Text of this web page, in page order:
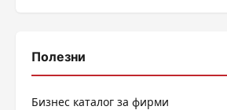
Полезни
Бизнес каталог за фирми